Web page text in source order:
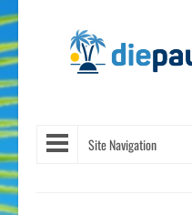
Site Navigation